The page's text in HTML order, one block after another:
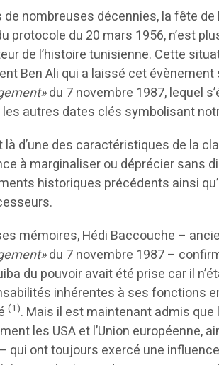
de nombreuses décennies, la fête
protocole du 20 mars 1956, n’est
de l’histoire tunisienne. Cette
Ben Ali qui a laissé cet
du 7 novembre 1987, lequel
autres dates clés symbolisant
là d’une des caractéristiques de la
à marginaliser ou déprécier sans
historiques précédents ainsi
mémoires, Hédi Baccouche –
du 7 novembre 1987 –
du pouvoir avait été prise car il
inhérentes à ses fonctions
(1). Mais il est maintenant admis
les USA et l’Union européenne,
qui ont toujours exercé une